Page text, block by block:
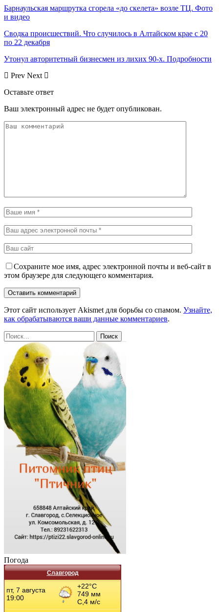
Барнаульская маршрутка сгорела «до скелета» возле ТЦ. Фото
и видео
Сводка происшествий. Что случилось в Алтайском крае с 20
по 22 декабря
Утонул авторитетный бизнесмен из лихих 90-х. Подробности
Prev Next
Оставьте ответ
Ваш электронный адрес не будет опубликован.
Сохраните мое имя, адрес электронной почты и веб-сайт в
этом браузере для следующего комментария.
Этот сайт использует Akismet для борьбы со спамом. Узнайте,
как обрабатываются ваши данные комментариев.
Погода
Славгород